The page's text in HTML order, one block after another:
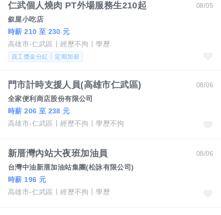
08/05
仁武個人燒肉 PT外場服務生210起
叙屋小吃店
時薪 210 至 230 元
高雄市-仁武區
經歷不拘 學歷
員工獎金分紅 定期加薪
08/06
門市計時支援人員(高雄市仁武區)
全家便利商店股份有限公司
時薪 206 至 238 元
高雄市-仁武區
經歷不拘 學歷不拘
08/06
新厝灣內站大夜班加油員
台灣中油新厝加油站集團(松詠有限公司)
時薪 196 元
高雄市-仁武區
經歷不拘 學歷